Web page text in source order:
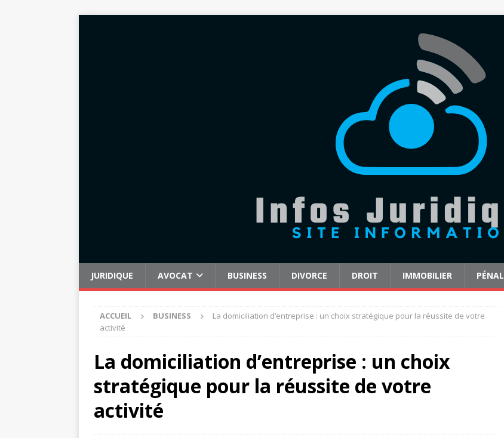
JURIDIQUE AVOCAT BUSINESS DIVORCE DROIT IMMOBILIER PÉNAL
ACCUEIL BUSINESS
La domiciliation d’entreprise : un choix stratégique pour la réussite de votre
activité
La domiciliation d’entreprise : un choix
stratégique pour la réussite de votre
activité